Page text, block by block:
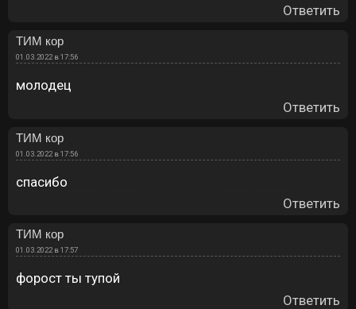
Ответить
ТИМ кор
01.03.2022 в 17:56
молодец
Ответить
ТИМ кор
01.03.2022 в 17:56
спасибо
Ответить
ТИМ кор
01.03.2022 в 17:57
форост ты тупой
Ответить